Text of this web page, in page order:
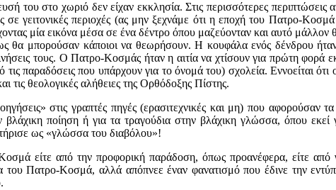
του στο χωριό δεν είχαν εκκλησία. Στις περισσότερες
γειτονικές περιοχές (ας μην ξεχνάμε ότι η εποχή του Πατρο-
μία εικόνα μέσα σε ένα δέντρο όπου μαζεύονταν και αυτό
θα μπορούσαν κάποιοι να θεωρήσουν. Η κουφάλα ενός δένδρου
τους. Ο Πατρο-Κοσμάς ήταν η αιτία να χτίσουν για πρώτη
παραδόσεις που υπάρχουν για το όνομά του) σχολεία. Εννοείται
τις θεολογικές αλήθειες της Ορθόδοξης Πίστης.
στις γραπτές πηγές (ερασιτεχνικές και μη) που
βλάχικη ποίηση ή για τα τραγούδια στην βλάχικη γλώσσα, όπου
ως «γλώσσα του διαβόλου»!
είτε από την προφορική παράδοση, όπως προανέφερα, είτε από
Πατρο-Κοσμά, αλλά απόπνεε έναν φανατισμό που έδινε την